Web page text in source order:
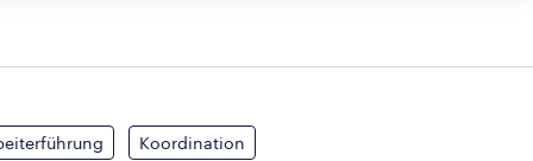
Koordination